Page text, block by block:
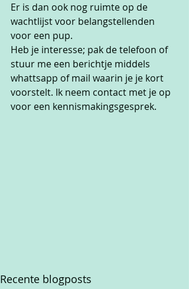
Er is dan ook nog ruimte op de
wachtlijst voor belangstellenden
voor een pup.
Heb je interesse; pak de telefoon of
stuur me een berichtje middels
whattsapp of mail waarin je je kort
voorstelt. Ik neem contact met je op
voor een kennismakingsgesprek.
Recente blogposts